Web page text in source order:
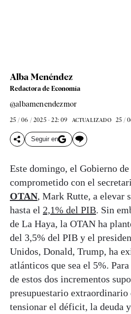
Alba Menéndez
Redactora de Economía
@albamenendezmor
25 / 06 / 2025 - 22: 09 ACTUALIZADO 25 /
Seguir en
Este domingo, el Gobierno de
comprometido con el
OTAN, Mark Rutte, a elevar
hasta el 2,1% del PIB. Sin
de La Haya, la OTAN ha
del 3,5% del PIB y el
Unidos, Donald, Trump, ha
atlánticos que sea el 5%.
de estos dos incrementos
presupuestario extraordinario
tensionar el déficit, la deuda